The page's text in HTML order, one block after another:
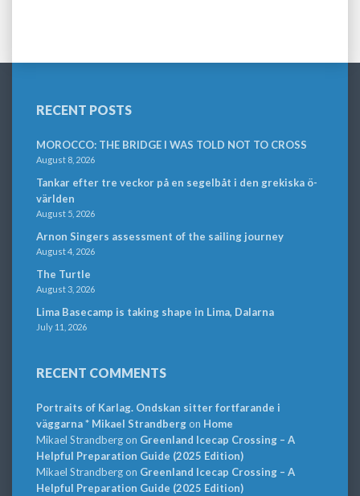
RECENT POSTS
MOROCCO: THE BRIDGE I WAS TOLD NOT TO CROSS
August 8, 2026
Tankar efter tre veckor på en segelbåt i den grekiska ö-
världen
August 5, 2026
Arnon Singers assessment of the sailing journey
August 4, 2026
The Turtle
August 3, 2026
Lima Basecamp is taking shape in Lima, Dalarna
July 11, 2026
RECENT COMMENTS
Portraits of Karlag. Ondskan sitter fortfarande i
väggarna * Mikael Strandbergon Home
Mikael Strandbergon Greenland Icecap Crossing – A
Helpful Preparation Guide (2025 Edition)
Mikael Strandbergon Greenland Icecap Crossing – A
Helpful Preparation Guide (2025 Edition)